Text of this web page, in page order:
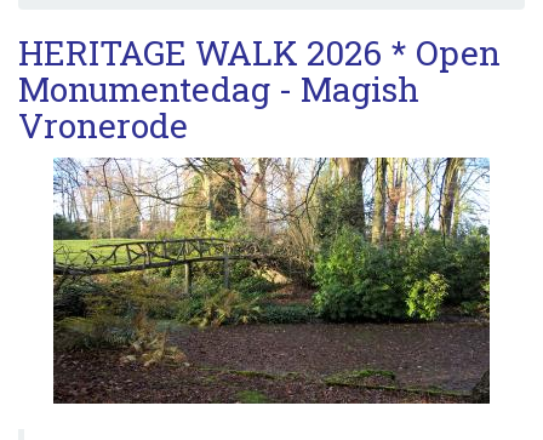
HERITAGE WALK 2026 * Open
Monumentedag - Magish
Vronerode